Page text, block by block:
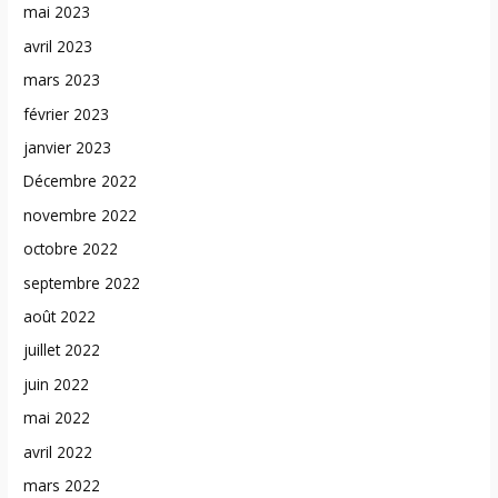
mai 2023
avril 2023
mars 2023
février 2023
janvier 2023
Décembre 2022
novembre 2022
octobre 2022
septembre 2022
août 2022
juillet 2022
juin 2022
mai 2022
avril 2022
mars 2022